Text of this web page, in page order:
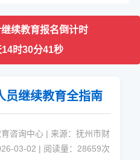
续教育报名倒计时
时30分40秒
员继续教育全指南
咨询中心 | 来源：抚州市财
03-02 | 阅读量：28659次